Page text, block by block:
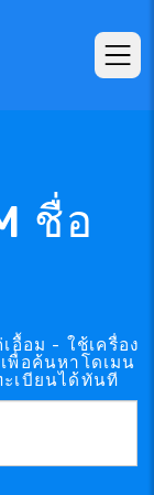
ชื่อ
อื้อม - ใช้เครื่อง
พื่อค้นหาโดเมน
ะเบียนได้ทันที